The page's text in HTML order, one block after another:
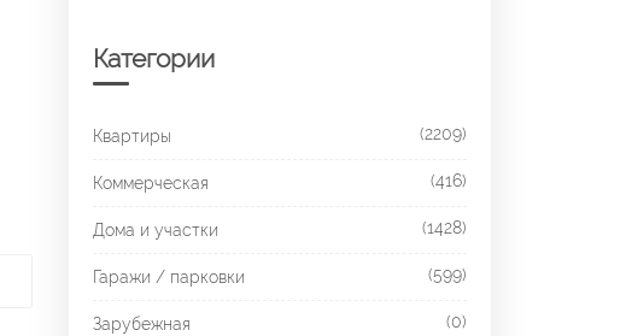
Категории
Квартиры (2209)
Коммерческая (416)
Дома и участки (1428)
Гаражи / парковки (599)
Зарубежная (0)